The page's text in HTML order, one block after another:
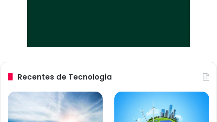
Recentes de Tecnologia